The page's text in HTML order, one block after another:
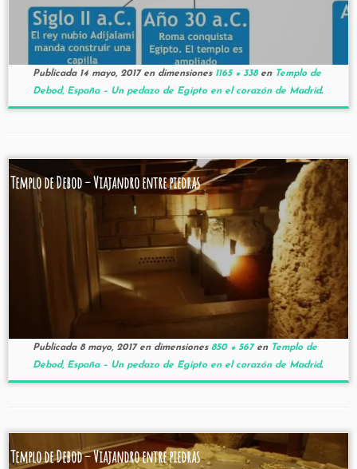
Publicada 14 mayo, 2017en dimensiones1165 × 338enTemplo de
Debod, España – Un pedazo de Egipto en el corazón de Madrid.
Templo de Debod – Viajandro entre piedras
Publicada 8 mayo, 2017en dimensiones850 × 567enTemplo de
Debod, España – Un pedazo de Egipto en el corazón de Madrid.
Templo de Debod – Viajandro entre piedras